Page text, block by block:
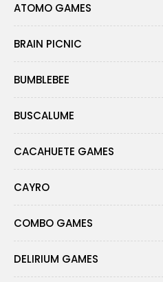
ATOMO GAMES
BRAIN PICNIC
BUMBLEBEE
BUSCALUME
CACAHUETE GAMES
CAYRO
COMBO GAMES
DELIRIUM GAMES